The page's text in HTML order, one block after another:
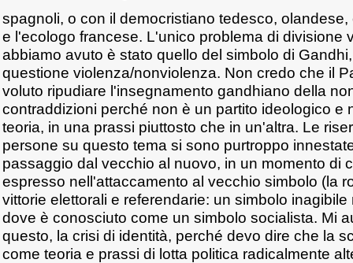
spagnoli, o con il democristiano tedesco,
e l'ecologo francese. L'unico problema di divisione
abbiamo avuto è stato quello del simbolo di
questione violenza/nonviolenza. Non credo che il
voluto ripudiare l'insegnamento gandhiano della
contraddizioni perché non è un partito ideologico e
teoria, in una prassi piuttosto che in un'altra. Le
persone su questo tema si sono purtroppo
passaggio dal vecchio al nuovo, in un momento di
espresso nell'attaccamento al vecchio simbolo (la
vittorie elettorali e referendarie: un simbolo
dove è conosciuto come un simbolo socialista. Mi
questo, la crisi di identità, perché devo dire che la
come teoria e prassi di lotta politica radicalmente